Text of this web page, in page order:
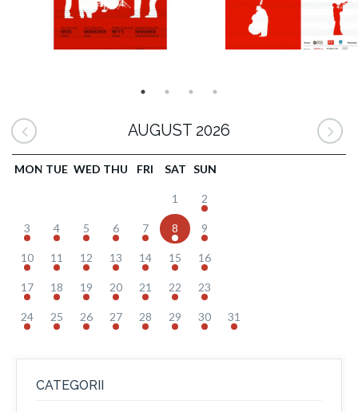
AUGUST 2026
MON TUE WED THU FRI SAT SUN
1 2
3 4 5 6 7 8 9
10 11 12 13 14 15 16
17 18 19 20 21 22 23
24 25 26 27 28 29 30 31
CATEGORII